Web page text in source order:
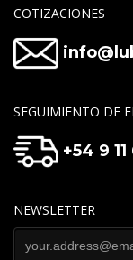
COTIZACIONES
SEGUIMIENTO DE
+54 9
NEWSLETTER